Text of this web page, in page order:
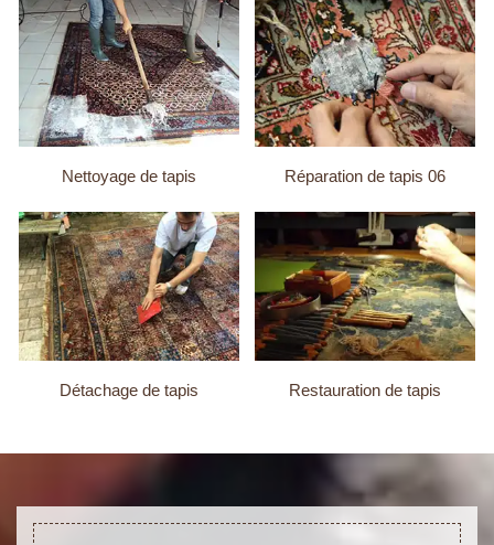
Nettoyage de tapis Réparation de tapis 06
Détachage de tapis Restauration de tapis